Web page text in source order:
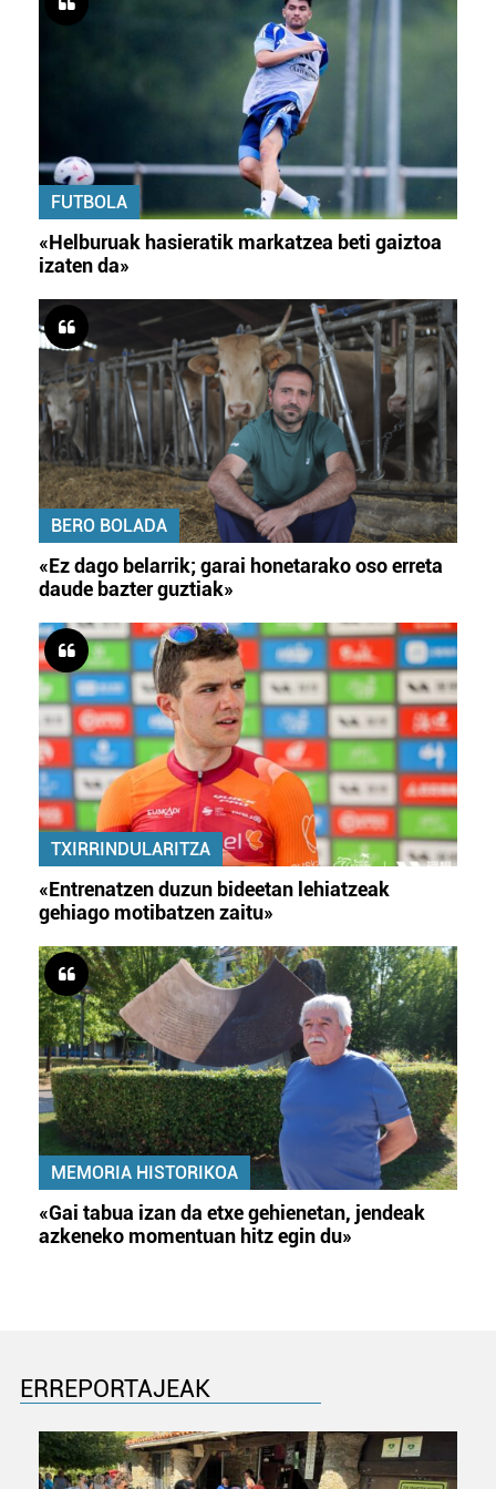
FUTBOLA
«Helburuak hasieratik markatzea beti gaiztoa
izaten da»
BERO BOLADA
«Ez dago belarrik; garai honetarako oso erreta
daude bazter guztiak»
TXIRRINDULARITZA
«Entrenatzen duzun bideetan lehiatzeak
gehiago motibatzen zaitu»
MEMORIA HISTORIKOA
«Gai tabua izan da etxe gehienetan, jendeak
azkeneko momentuan hitz egin du»
ERREPORTAJEAK